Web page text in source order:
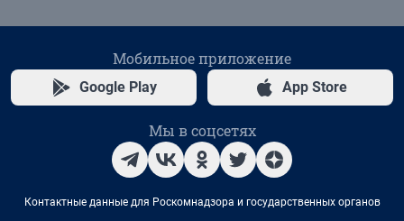
Мобильное приложение
Google Play App Store
Мы в соцсетях
Контактные данные для Роскомнадзора и государственных органов